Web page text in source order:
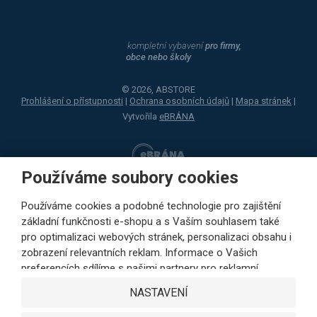
Používáme soubory cookies
Používáme cookies a podobné technologie pro zajištění
základní funkčnosti e-shopu a s Vaším souhlasem také
pro optimalizaci webových stránek, personalizaci obsahu i
zobrazení relevantních reklam. Informace o Vašich
preferencích sdílíme s našimi partnery pro reklamní,
sociální sítě i podrobné analýzy pouze s Vaším souhlasem.
Partneři mohou tyto údaje v rámci personalizace reklamy
NASTAVENÍ
kompletní vybavenípro firmy,
obce nebo školy
© 2026, ABSTORE
Prohlášení o přístupnosti | Ochrana osobních údajů | Mapa stránek |
Vytvořila eBRÁNA